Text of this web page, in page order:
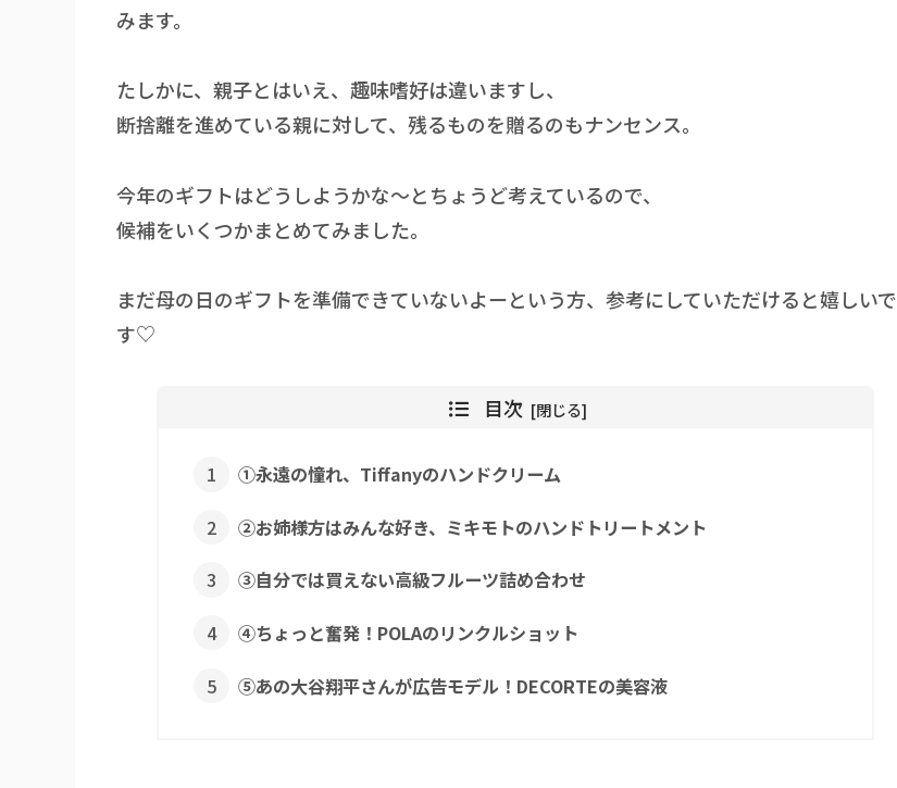
みます。
たしかに、親子とはいえ、趣味嗜好は違いますし、
断捨離を進めている親に対して、残るものを贈るのもナンセンス。
今年のギフトはどうしようかな～とちょうど考えているので、
候補をいくつかまとめてみました。
まだ母の日のギフトを準備できていないよーという方、参考にしていただけると嬉しいで
す♡
目次
①永遠の憧れ、Tiffanyのハンドクリーム
②お姉様方はみんな好き、ミキモトのハンドトリートメント
③自分では買えない高級フルーツ詰め合わせ
④ちょっと奮発！POLAのリンクルショット
⑤あの大谷翔平さんが広告モデル！DECORTEの美容液